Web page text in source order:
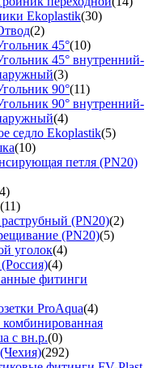
Ekoplastik(30)
(2)
45°(10)
45° внутренний-
(3)
90°(11)
90° внутренний-
(4)
седло Ekoplastik(5)
(10)
петля (PN20)
(11)
(PN20)(2)
(PN20)(5)
уголок(4)
(4)
фитинги
ProAqua(4)
с вн.р.(0)
(292)